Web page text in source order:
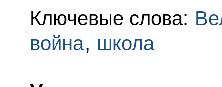
Ключевые слова:
война, школа